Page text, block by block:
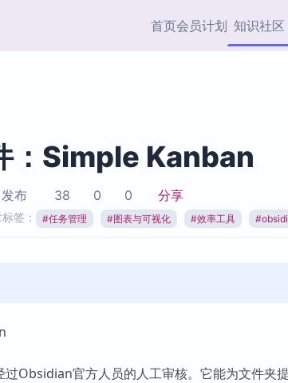
首页会员计划 知识社区
协作者
热门链接 Top5
加速访问 Obsidian 官方
市场
插
库
：Simple Kanban
发布 38 0 0 分享
签： #任务管理 #图表与可视化 #效率工具 #
过Obsidian官方人员的人工审核。它能为文件夹